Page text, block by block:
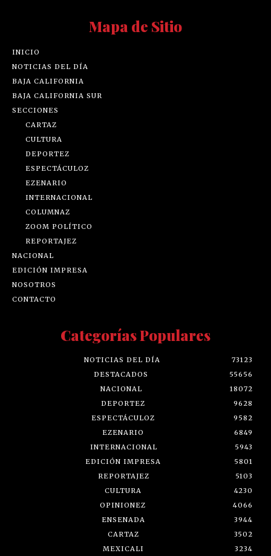
Mapa de Sitio
INICIO
NOTICIAS DEL DÍA
BAJA CALIFORNIA
BAJA CALIFORNIA SUR
SECCIONES
CARTAZ
CULTURA
DEPORTEZ
ESPECTÁCULOZ
EZENARIO
INTERNACIONAL
COLUMNAZ
ZOOM POLÍTICO
REPORTAJEZ
NACIONAL
EDICIÓN IMPRESA
NOSOTROS
CONTACTO
Categorías Populares
NOTICIAS DEL DÍA
73123
DESTACADOS
55656
NACIONAL
18072
DEPORTEZ
9628
ESPECTÁCULOZ
9582
EZENARIO
6849
INTERNACIONAL
5943
EDICIÓN IMPRESA
5801
REPORTAJEZ
5103
CULTURA
4230
OPINIONEZ
4066
ENSENADA
3944
CARTAZ
3502
MEXICALI
3234